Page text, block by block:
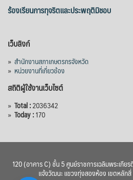
ร้องเรียนการทุจริตและประพฤติมิชอบ
เว็บลิงก์
» สำนักงานสภาเกษตรกรจังหวัด
» หน่วยงานที่เกี่ยวข้อง
สถิติผู้ใช้งานเว็บไซต์
» Total :2036342
» Today :170
120 (อาคาร C) ชั้น 5 ศูนย์ราชการเฉลิมพระเกี
แจ้งวัฒนะ แขวงทุ่งสองห้อง เขตหลัก